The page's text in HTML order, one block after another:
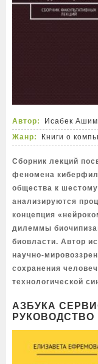
Автор:
Исабек
Жанр:
Книги о
Сборник лекций
феномена
общества к
анализируются
концепция
дилеммы
биовласти. Автор
научно-
сохранения
технологической
АЗБУКА